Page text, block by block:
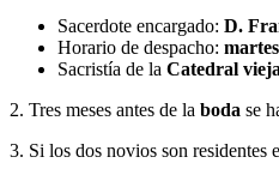
Sacerdote encargado: D.
Horario de despacho:
Sacristía de la Catedral vieja
2. Tres meses antes de la boda se
3. Si los dos novios son residentes